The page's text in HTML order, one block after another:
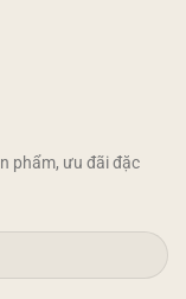
phẩm, ưu đãi đặc